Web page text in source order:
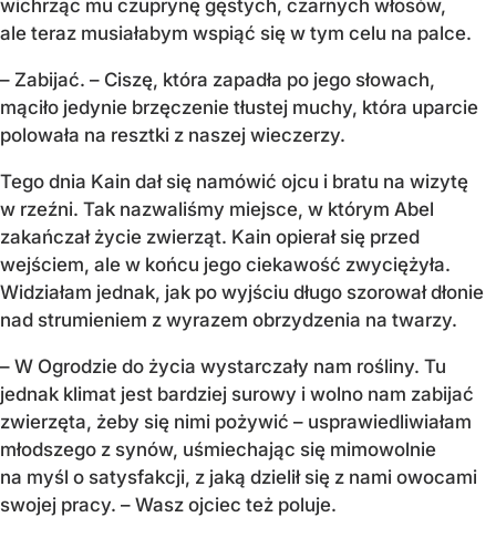
wichrząc mu czuprynę gęstych, czarnych włosów,
ale teraz musiałabym wspiąć się w tym celu na palce.
– Zabijać. – Ciszę, która zapadła po jego słowach,
mąciło jedynie brzęczenie tłustej muchy, która uparcie
polowała na resztki z naszej wieczerzy.
Tego dnia Kain dał się namówić ojcu i bratu na wizytę
w rzeźni. Tak nazwaliśmy miejsce, w którym Abel
zakańczał życie zwierząt. Kain opierał się przed
wejściem, ale w końcu jego ciekawość zwyciężyła.
Widziałam jednak, jak po wyjściu długo szorował dłonie
nad strumieniem z wyrazem obrzydzenia na twarzy.
– W Ogrodzie do życia wystarczały nam rośliny. Tu
jednak klimat jest bardziej surowy i wolno nam zabijać
zwierzęta, żeby się nimi pożywić – usprawiedliwiałam
młodszego z synów, uśmiechając się mimowolnie
na myśl o satysfakcji, z jaką dzielił się z nami owocami
swojej pracy. – Wasz ojciec też poluje.